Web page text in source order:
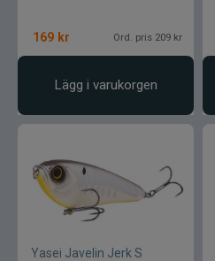
169 kr Ord. pris 209 kr
Lägg i varukorgen
Yasei Javelin Jerk S